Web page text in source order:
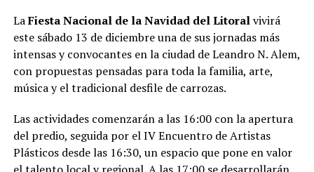
LaFiesta Nacional de la Navidad del Litoralvivirá
este sábado 13 de diciembre una de sus jornadas más
intensas y convocantes en la ciudad de Leandro N. Alem,
con propuestas pensadas para toda la familia, arte,
música y el tradicional desfile de carrozas.
Las actividades comenzarán a las 16:00 con la apertura
del predio, seguida por el IV Encuentro de Artistas
Plásticos desde las 16:30, un espacio que pone en valor